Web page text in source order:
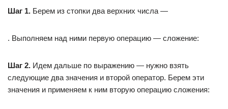
Шаг 1. Берем из стопки два верхних числа —
. Выполняем над ними первую операцию — сложение:
Шаг 2. Идем дальше по выражению — нужно взять
следующие два значения и второй оператор. Берем эти
значения и применяем к ним вторую операцию сложения: